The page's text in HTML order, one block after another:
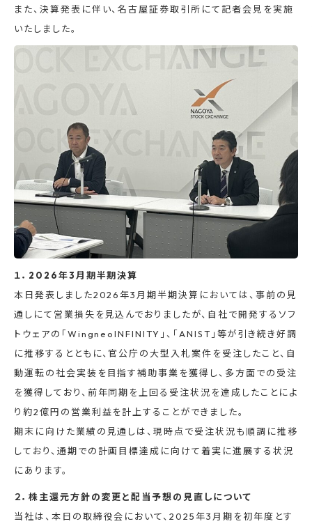
また、決算発表に伴い、名古屋証券取引所にて記者会見を実施
いたしました。
１．2026年3月期半期決算
本日発表しました2026年3月期半期決算においては、事前の見
通しにて営業損失を見込んでおりましたが、自社で開発するソフ
トウェアの「WingneoINFINITY」、「ANIST」等が引き続き好調
に推移するとともに、官公庁の大型入札案件を受注したこと、自
動運転の社会実装を目指す補助事業を獲得し、多方面での受注
を獲得しており、前年同期を上回る受注状況を達成したことによ
り約2億円の営業利益を計上することができました。
期末に向けた業績の見通しは、現時点で受注状況も順調に推移
しており、通期での計画目標達成に向けて着実に進展する状況
にあります。
２．株主還元方針の変更と配当予想の見直しについて
当社は、本日の取締役会において、2025年3月期を初年度とす